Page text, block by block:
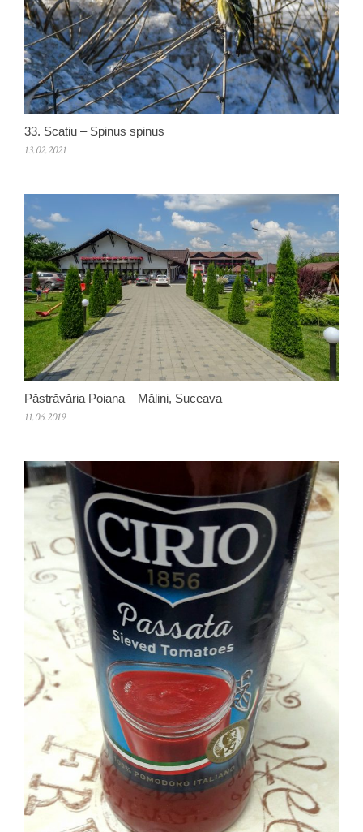
33. Scatiu – Spinus spinus
13.02.2021
Păstrăvăria Poiana – Mălini, Suceava
11.06.2019